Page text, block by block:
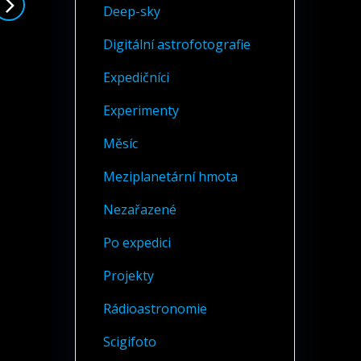
Deep-sky
Digitální astrofotografie
Expedičníci
Experimenty
Měsíc
Meziplanetární hmota
Nezařazené
Po expedici
Projekty
Rádioastronomie
Scigifoto